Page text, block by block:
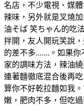
名店，不少電視、媒
辣味，另外就是叉燒
油そば 笑ちゃん的吃
拌開，友人開玩笑說
的差不多.......。如果
家的調味方法，辣油
連著麵徹底混合後再
算你不好乾拉麵如我
嫩，肥肉不多，但吃